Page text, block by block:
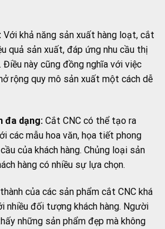
Với khả năng sản xuất hàng loạt, cắt
quả sản xuất, đáp ứng nhu cầu thị
Điều này cũng đồng nghĩa với việc
rộng quy mô sản xuất một cách dễ
đa dạng: Cắt CNC có thể tạo ra
các mẫu hoa văn, họa tiết phong
của khách hàng. Chủng loại sản
hàng có nhiều sự lựa chọn.
của các sản phẩm cắt CNC khá
nhiều đối tượng khách hàng. Người
những sản phẩm đẹp mà không